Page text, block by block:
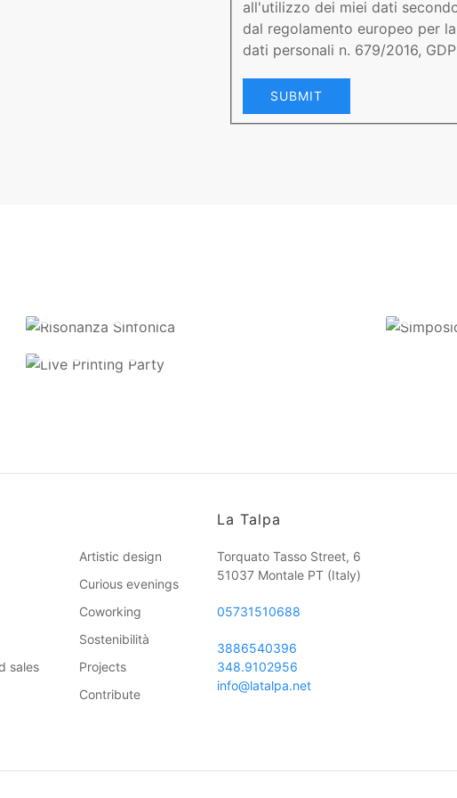
all'utilizzo dei miei dati
dal regolamento europeo per
dati personali n. 679/2016,
SUBMIT
sales
Artistic design
Curious evenings
Coworking
Sostenibilità
Projects
Contribute
La Talpa
Torquato Tasso Street, 6
51037 Montale PT (Italy)
05731510688
3886540396
348.9102956
info@latalpa.net